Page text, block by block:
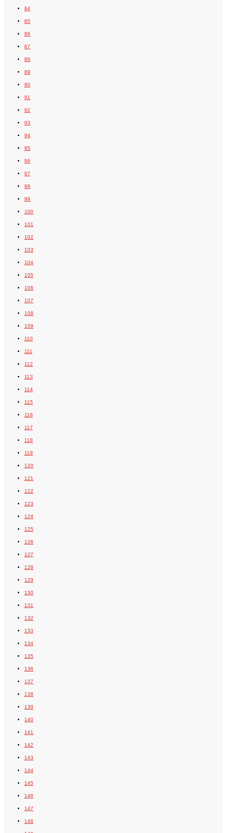
84
85
86
87
88
89
90
91
92
93
94
95
96
97
98
99
100
101
102
103
104
105
106
107
108
109
110
111
112
113
114
115
116
117
118
119
120
121
122
123
124
125
126
127
128
129
130
131
132
133
134
135
136
137
138
139
140
141
142
143
144
145
146
147
148